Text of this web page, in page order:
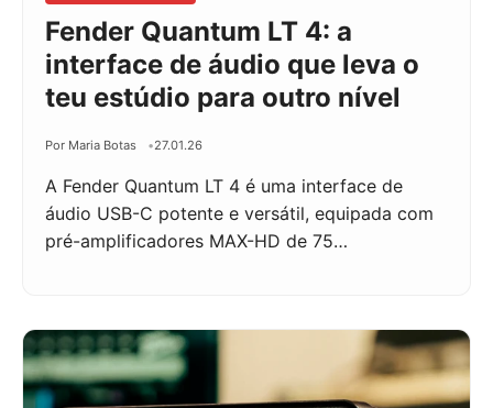
Fender Quantum LT 4: a
interface de áudio que leva o
teu estúdio para outro nível
Por Maria Botas 27.01.26
A Fender Quantum LT 4 é uma interface de
áudio USB-C potente e versátil, equipada com
pré-amplificadores MAX-HD de 75…